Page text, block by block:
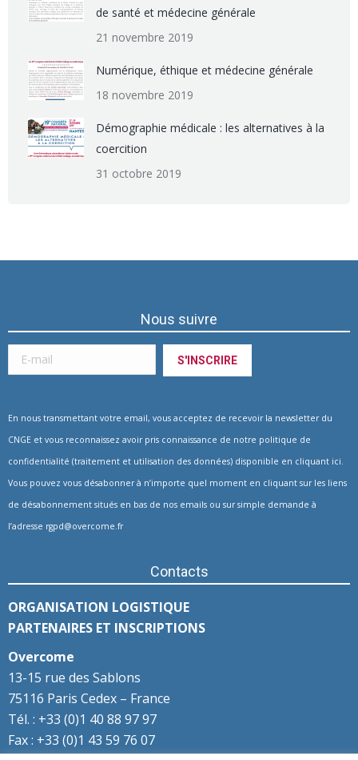
de santé et médecine générale
21 novembre 2019
Numérique, éthique et médecine générale
18 novembre 2019
Démographie médicale : les alternatives à la
coercition
31 octobre 2019
Nous suivre
En nous transmettant votre email, vous acceptez de recevoir la newsletter du
CNGE et vous reconnaissez avoir pris connaissance de notre politique de
confidentialité (traitement et utilisation des données) disponible en cliquant ici.
Vous pouvez vous désabonner à n’importe quel moment en cliquant sur les liens
de désabonnement situés en bas de nos emails ou sur simple demande à
l’adresse rgpd@overcome.fr
Contacts
ORGANISATION LOGISTIQUE
PARTENAIRES ET INSCRIPTIONS
Overcome
13-15 rue des Sablons
75116 Paris Cedex – France
Tél. : +33 (0)1 40 88 97 97
Fax : +33 (0)1 43 59 76 07